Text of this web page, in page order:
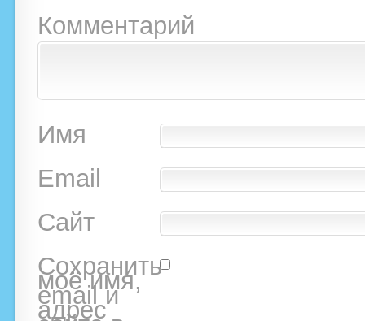
Комментарий
Имя
Email
Сайт
Сохранить
моё имя,
email и
адрес